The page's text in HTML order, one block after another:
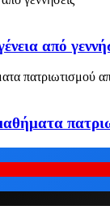
από